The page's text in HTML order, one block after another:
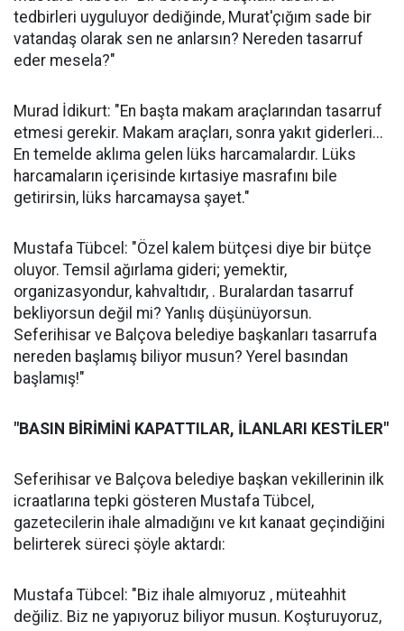
tedbirleri uyguluyor dediğinde, Murat'çığım sade bir
vatandaş olarak sen ne anlarsın? Nereden tasarruf
eder mesela?"
Murad İdikurt: "En başta makam araçlarından tasarruf
etmesi gerekir. Makam araçları, sonra yakıt giderleri...
En temelde aklıma gelen lüks harcamalardır. Lüks
harcamaların içerisinde kırtasiye masrafını bile
getirirsin, lüks harcamaysa şayet."
Mustafa Tübcel: "Özel kalem bütçesi diye bir bütçe
oluyor. Temsil ağırlama gideri; yemektir,
organizasyondur, kahvaltıdır, . Buralardan tasarruf
bekliyorsun değil mi? Yanlış düşünüyorsun.
Seferihisar ve Balçova belediye başkanları tasarrufa
nereden başlamış biliyor musun? Yerel basından
başlamış!"
"BASIN BİRİMİNİ KAPATTILAR, İLANLARI KESTİLER"
Seferihisar ve Balçova belediye başkan vekillerinin ilk
icraatlarına tepki gösteren Mustafa Tübcel,
gazetecilerin ihale almadığını ve kıt kanaat geçindiğini
belirterek süreci şöyle aktardı:
Mustafa Tübcel: "Biz ihale almıyoruz , müteahhit
değiliz. Biz ne yapıyoruz biliyor musun. Koşturuyoruz,